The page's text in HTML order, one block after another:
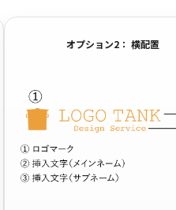
オプション2： 横配置